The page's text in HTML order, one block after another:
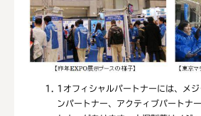
1 オフィシャルパートナーには、メ
ンパートナー、アクティブパートナ